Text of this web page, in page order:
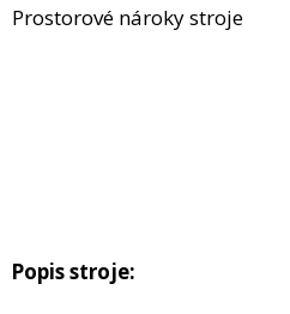
Prostorové nároky stroje
Popis stroje: